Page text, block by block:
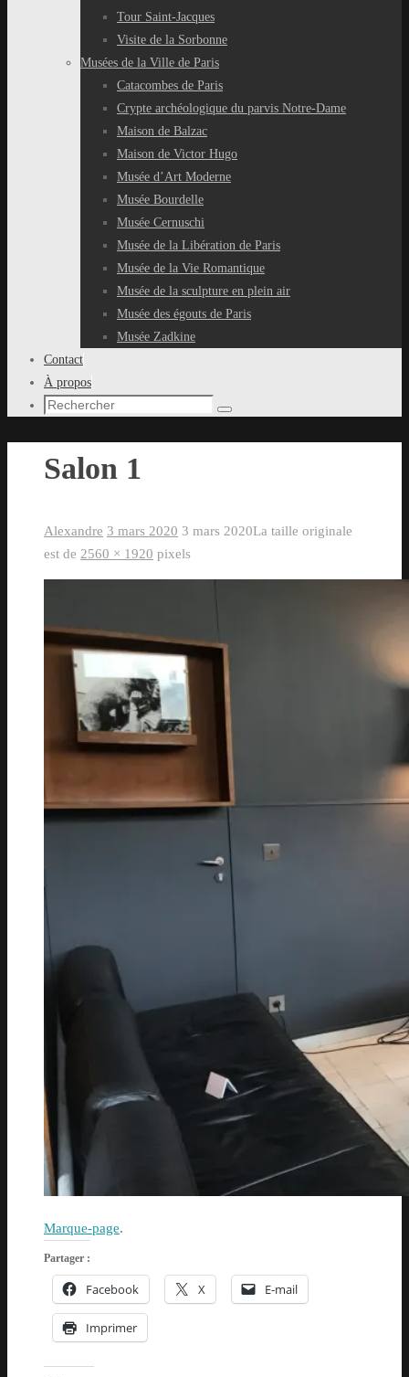
Tour Saint-Jacques
Visite de la Sorbonne
Musées de la Ville de Paris
Catacombes de Paris
Crypte archéologique du parvis Notre-Dame
Maison de Balzac
Maison de Victor Hugo
Musée d’Art Moderne
Musée Bourdelle
Musée Cernuschi
Musée de la Libération de Paris
Musée de la Vie Romantique
Musée de la sculpture en plein air
Musée des égouts de Paris
Musée Zadkine
Contact
À propos
Recherche
Rechercher
Salon 1
Alexandre 3 mars 2020 3 mars 2020La taille originale
est de 2560 × 1920 pixels
Marque-page.
Partager :
Facebook X E-mail
Imprimer